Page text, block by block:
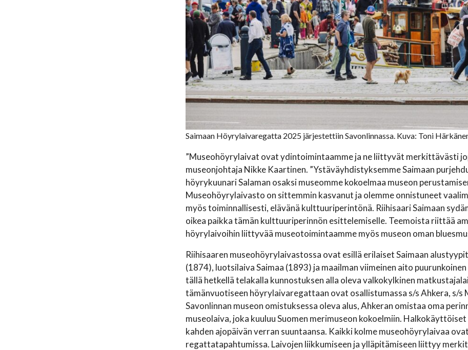
Saimaan Höyrylaivaregatta 2025 järjestettiin Savonlinnassa. Kuva: Toni
”Museohöyrylaivat ovat ydintoimintaamme ja ne liittyvät merkittävästi
museonjohtaja Nikke Kaartinen. ”Ystäväyhdistyksemme Saimaan
höyrykuunari Salaman osaksi museomme kokoelmaa museon
Museohöyrylaivasto on sittemmin kasvanut ja olemme onnistuneet
myös toiminnallisesti, elävänä kulttuuriperintönä. Riihisaari Saimaan
oikea paikka tämän kulttuuriperinnön esittelemiselle. Teemoista riittää
höyrylaivoihin liittyvää museotoimintaamme myös museon oman
Riihisaaren museohöyrylaivastossa ovat esillä erilaiset Saimaan
(1874), luotsilaiva Saimaa (1893) ja maailman viimeinen aito
tällä hetkellä telakalla kunnostuksen alla oleva valkokylkinen
tämänvuotiseen höyrylaivaregattaan ovat osallistumassa s/s Ahkera, s/s
Savonlinnan museon omistuksessa oleva alus, Ahkeran omistaa oma
museolaiva, joka kuuluu Suomen merimuseon kokoelmiin.
kahden ajopäivän verran suuntaansa. Kaikki kolme museohöyrylaivaa
regattatapahtumissa. Laivojen liikkumiseen ja ylläpitämiseen liittyy